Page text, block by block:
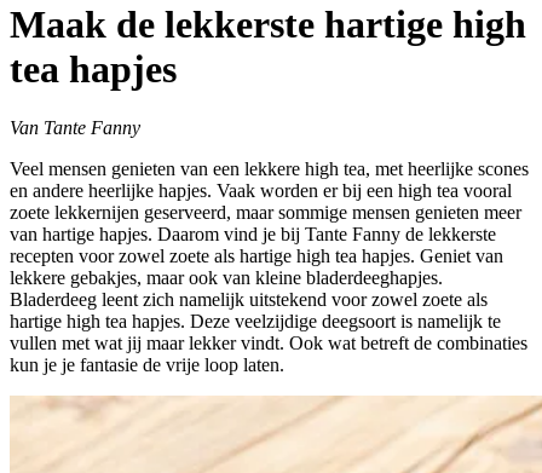
Maak de lekkerste hartige high
tea hapjes
Van Tante Fanny
Veel mensen genieten van een lekkere high tea, met heerlijke scones
en andere heerlijke hapjes. Vaak worden er bij een high tea vooral
zoete lekkernijen geserveerd, maar sommige mensen genieten meer
van hartige hapjes. Daarom vind je bij Tante Fanny de lekkerste
recepten voor zowel zoete als hartige high tea hapjes. Geniet van
lekkere gebakjes, maar ook van kleine bladerdeeghapjes.
Bladerdeeg leent zich namelijk uitstekend voor zowel zoete als
hartige high tea hapjes. Deze veelzijdige deegsoort is namelijk te
vullen met wat jij maar lekker vindt. Ook wat betreft de combinaties
kun je je fantasie de vrije loop laten.